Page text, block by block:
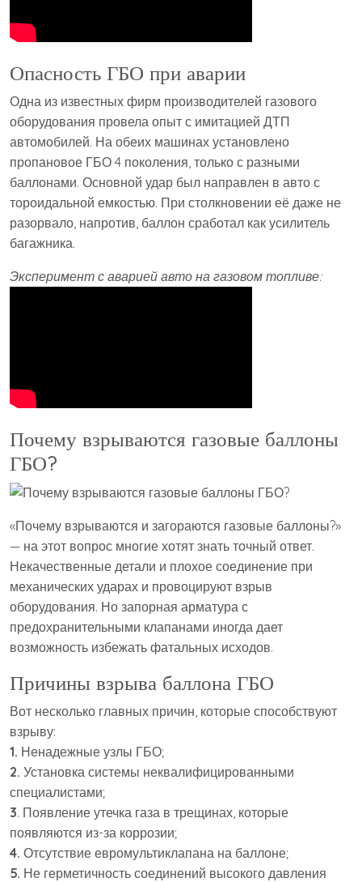
Опасность ГБО при аварии
Одна из известных фирм производителей газового
оборудования провела опыт с имитацией ДТП
автомобилей. На обеих машинах установлено
пропановое ГБО 4 поколения, только с разными
баллонами. Основной удар был направлен в авто с
тороидальной емкостью. При столкновении её даже не
разорвало, напротив, баллон сработал как усилитель
багажника.
Эксперимент с аварией авто на газовом топливе:
Почему взрываются газовые баллоны
ГБО?
«Почему взрываются и загораются газовые баллоны?»
— на этот вопрос многие хотят знать точный ответ.
Некачественные детали и плохое соединение при
механических ударах и провоцируют взрыв
оборудования. Но запорная арматура с
предохранительными клапанами иногда дает
возможность избежать фатальных исходов.
Причины взрыва баллона ГБО
Вот несколько главных причин, которые способствуют
взрыву:
1. Ненадежные узлы ГБО;
2. Установка системы неквалифицированными
специалистами;
3. Появление утечка газа в трещинах, которые
появляются из-за коррозии;
4. Отсутствие евромультиклапана на баллоне;
5. Не герметичность соединений высокого давления